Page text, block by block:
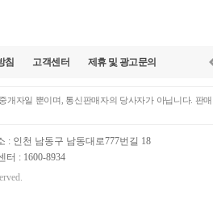
다. 범죄에 대한 수사상의 목적이 있거나 정보통
바. 통계작성, 홍보자료, 학술연구 또는 시장조사
① 회원은 카라이브에 언제든지 탈퇴를 요청할
② 회원이 카라이브에서 이용중인 서비스의 만기
③ 회원 탈퇴 예외사항 - 회원이 소비자에게 의
3. 개인정보 이용목적 : 이용자와의 자동차매입
침 고객센터 제휴 및 광고문의
개자일 뿐이며, 통신판매자의 당사자가 아닙니다. 판
: 인천 남동구 남동대로777번길 18
터 : 1600-8934